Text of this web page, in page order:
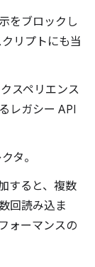
をブロックし
リプトにも当
スペリエンス
レガシー API
タ。
すると、複数
回読み込ま
ォーマンスの